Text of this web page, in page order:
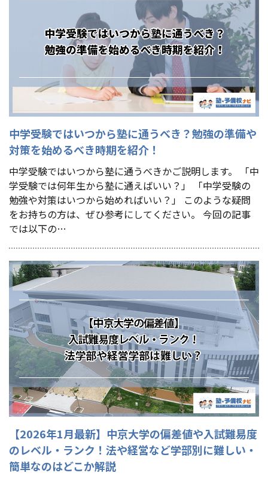
中学受験ではいつから塾に通うべき？勉強の準備や
対策を始めるべき時期を紹介！
中学受験ではいつから塾に通うべきかご説明します。 「中
学受験では何年生から塾に通えばいい？」 「中学受験の
勉強や対策はいつから始めればいい？」 このような疑問
をお持ちの方は、ぜひ参考にしてください。 今回の記事
では以下の…
【2026年1月最新】中京大学の偏差値や入試難易度
のレベル・ランク！法や経営など学部別に難しい・
簡単なのはどこか解説